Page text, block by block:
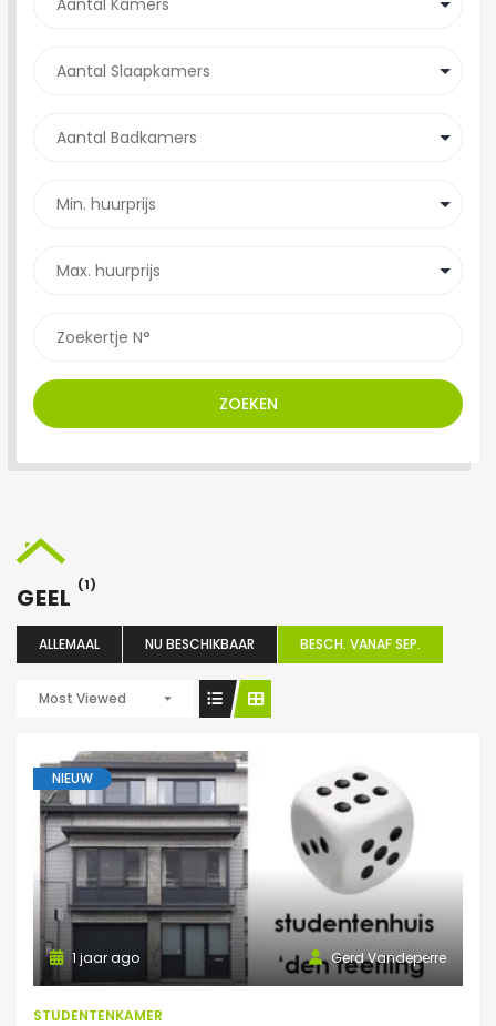
ZOEKEN
GEEL (1)
ALLEMAAL NU BESCHIKBAAR BESCH. VANAF SEP.
Most Viewed
NIEUW
Gerd Vandeperre
1 jaar ago
STUDENTENKAMER